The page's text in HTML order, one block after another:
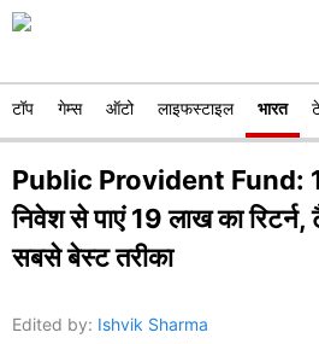
टॉप गेम्स ऑटो लाइफस्टाइल भारत
Public Provident Fund:
निवेश से पाएं 19 लाख का
सबसे बेस्ट तरीका
Edited by: Ishvik Sharma